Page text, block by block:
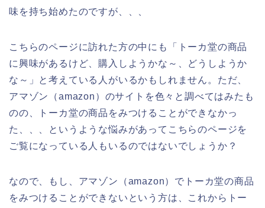
味を持ち始めたのですが、、、
こちらのページに訪れた方の中にも「トーカ堂の商品
に興味があるけど、購入しようかな～、どうしようか
な～」と考えている人がいるかもしれません。ただ、
アマゾン（amazon）のサイトを色々と調べてはみたも
のの、トーカ堂の商品をみつけることができなかっ
た、、、というような悩みがあってこちらのページを
ご覧になっている人もいるのではないでしょうか？
なので、もし、アマゾン（amazon）でトーカ堂の商品
をみつけることができないという方は、これからトー